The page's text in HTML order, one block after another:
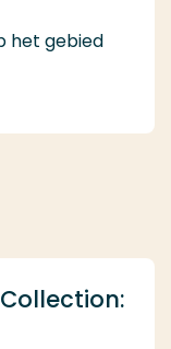
het gebied